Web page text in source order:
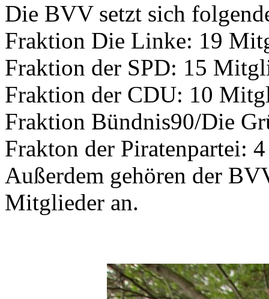
Die BVV setzt sich
Fraktion Die Linke: 19
Fraktion der SPD: 15
Fraktion der CDU: 10
Fraktion Bündnis90/Die
Frakton der Piratenpartei:
Außerdem gehören der
Mitglieder an.